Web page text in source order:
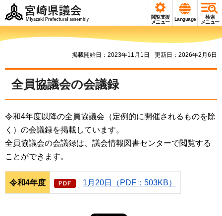
宮崎県議会
Miyazaki Prefectural
閲覧支援
メニュー
Language
検索
メニュー
掲載開始日：2023年11月1日 更新日：2026年2月6日
全員協議会の会議録
令和4年度以降の全員協議会（定例的に開催されるものを除
く）の会議録を掲載しています。
全員協議会の会議録は、議会情報図書センターで閲覧する
ことができます。
令和4年度 1月20日（PDF：503KB）